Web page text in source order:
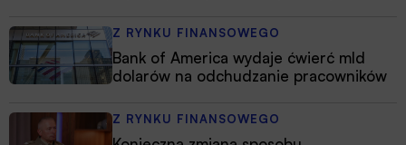
Z RYNKU FINANSOWEGO
Bank of America wydaje ćwierć mld
dolarów na odchudzanie pracowników
Z RYNKU FINANSOWEGO